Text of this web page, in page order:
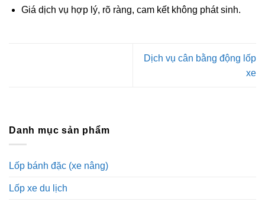
Giá dịch vụ hợp lý, rõ ràng, cam kết không phát sinh.
Dịch vụ cân bằng động lốp
xe
Danh mục sản phẩm
Lốp bánh đặc (xe nâng)
Lốp xe du lịch